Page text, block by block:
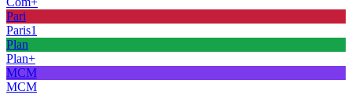
Pari
Paris1
Plan
Plan+
MCM
MCM